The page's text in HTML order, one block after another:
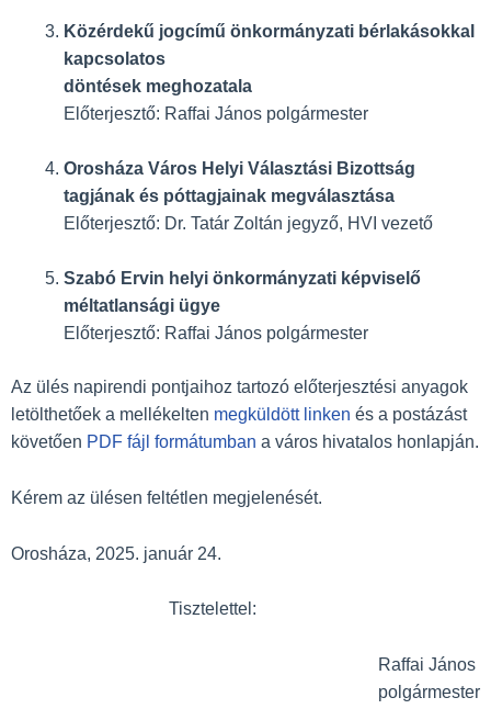
Közérdekű jogcímű önkormányzati bérlakásokkal
kapcsolatos
döntések meghozatala
Előterjesztő: Raffai János polgármester
Orosháza Város Helyi Választási Bizottság
tagjának és póttagjainak megválasztása
Előterjesztő: Dr. Tatár Zoltán jegyző, HVI vezető
Szabó Ervin helyi önkormányzati képviselő
méltatlansági ügye
Előterjesztő: Raffai János polgármester
Az ülés napirendi pontjaihoz tartozó elő­terjesztési anyagok
letölthetőek a mellékelten megküldött linken és a postázást
követően PDF fájl formátumban a város hivatalos honlapján.
Kérem az ülésen feltétlen megjelenését.
Orosháza, 2025. január 24.
Tisztelettel:
Raffai János
polgármester